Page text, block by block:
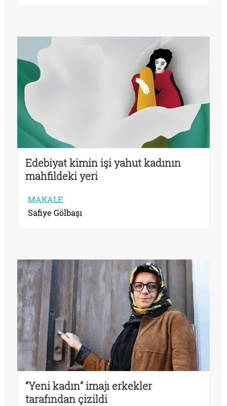
Edebiyat kimin işi yahut kadının
mahfildeki yeri
MAKALE
Safiye Gölbaşı
“Yeni kadın” imajı erkekler
tarafından çizildi